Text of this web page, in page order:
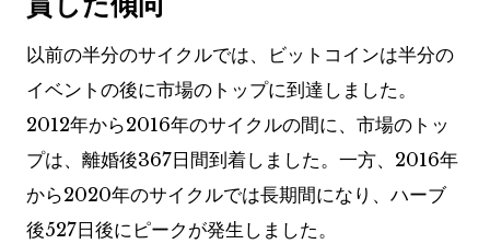
以前の半分のサイクルでは、ビットコインは半分の
イベントの後に市場のトップに到達しました。
2012年から2016年のサイクルの間に、市場のトッ
プは、離婚後367日間到着しました。一方、2016年
から2020年のサイクルでは長期間になり、ハーブ
後527日後にピークが発生しました。